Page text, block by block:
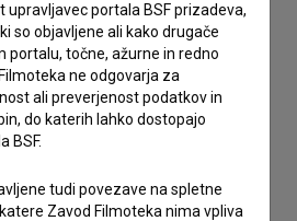
pogojein dajemsoglasje
obdelavo osebnih podatkov.
upravljavec portala BSF prizadeva,
so objavljene ali kako drugače
portalu, točne, ažurne in redno
ne odgovarja za
ali preverjenost podatkov in
do katerih lahko dostopajo
BSF.
tudi povezave na spletne
Zavod Filmoteka nima vpliva